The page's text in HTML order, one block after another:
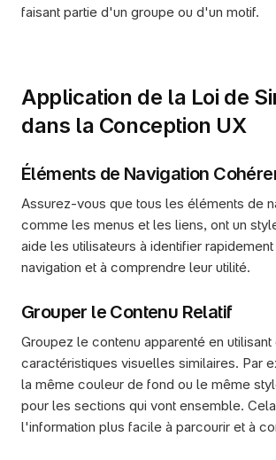
faisant partie d'un groupe ou d'un motif.
Application de la Loi de
dans la Conception UX
Éléments de Navigation
Assurez-vous que tous les éléments de
comme les menus et les liens, ont un
aide les utilisateurs à identifier
navigation et à comprendre leur utilité.
Grouper le Contenu Relatif
Groupez le contenu apparenté en utilisant
caractéristiques visuelles similaires. Par
la même couleur de fond ou le même
pour les sections qui vont ensemble.
l'information plus facile à parcourir et à